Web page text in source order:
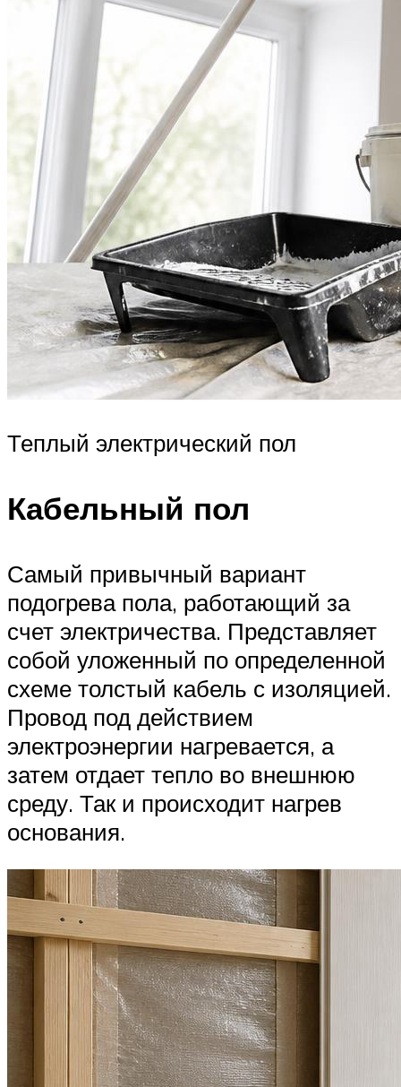
Теплый электрический пол
Кабельный пол
Самый привычный вариант
подогрева пола, работающий за
счет электричества. Представляет
собой уложенный по определенной
схеме толстый кабель с изоляцией.
Провод под действием
электроэнергии нагревается, а
затем отдает тепло во внешнюю
среду. Так и происходит нагрев
основания.